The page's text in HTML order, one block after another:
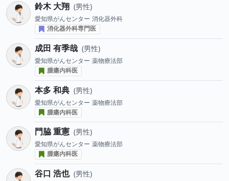
鈴木 大翔 男性
愛知県がんセンター 消化器外科
消化器外科専門医
成田 有季哉 男性
愛知県がんセンター 薬物療法部
腫瘍内科医
本多 和典 男性
愛知県がんセンター 薬物療法部
腫瘍内科医
門脇 重憲 男性
愛知県がんセンター 薬物療法部
腫瘍内科医
谷口 浩也 男性